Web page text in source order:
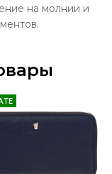
на молнии и